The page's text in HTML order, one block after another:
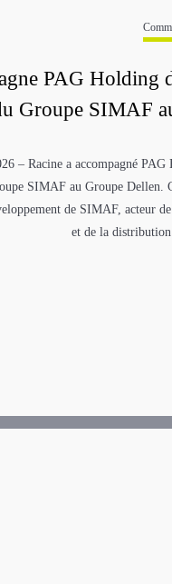
PAG Holding
Groupe SIMAF
– Racine a accompagné PAG
SIMAF au Groupe Dellen.
de SIMAF, acteur
et de la distribution